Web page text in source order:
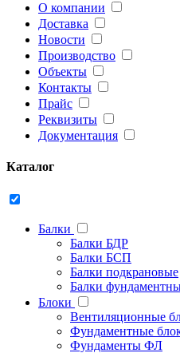
О компании
Доставка
Новости
Производство
Объекты
Контакты
Прайс
Реквизиты
Документация
Каталог
Балки
Балки БДР
Балки БСП
Балки подкрановые
Балки
Блоки
Вентиляционные
Фундаментные
Фундаменты ФЛ